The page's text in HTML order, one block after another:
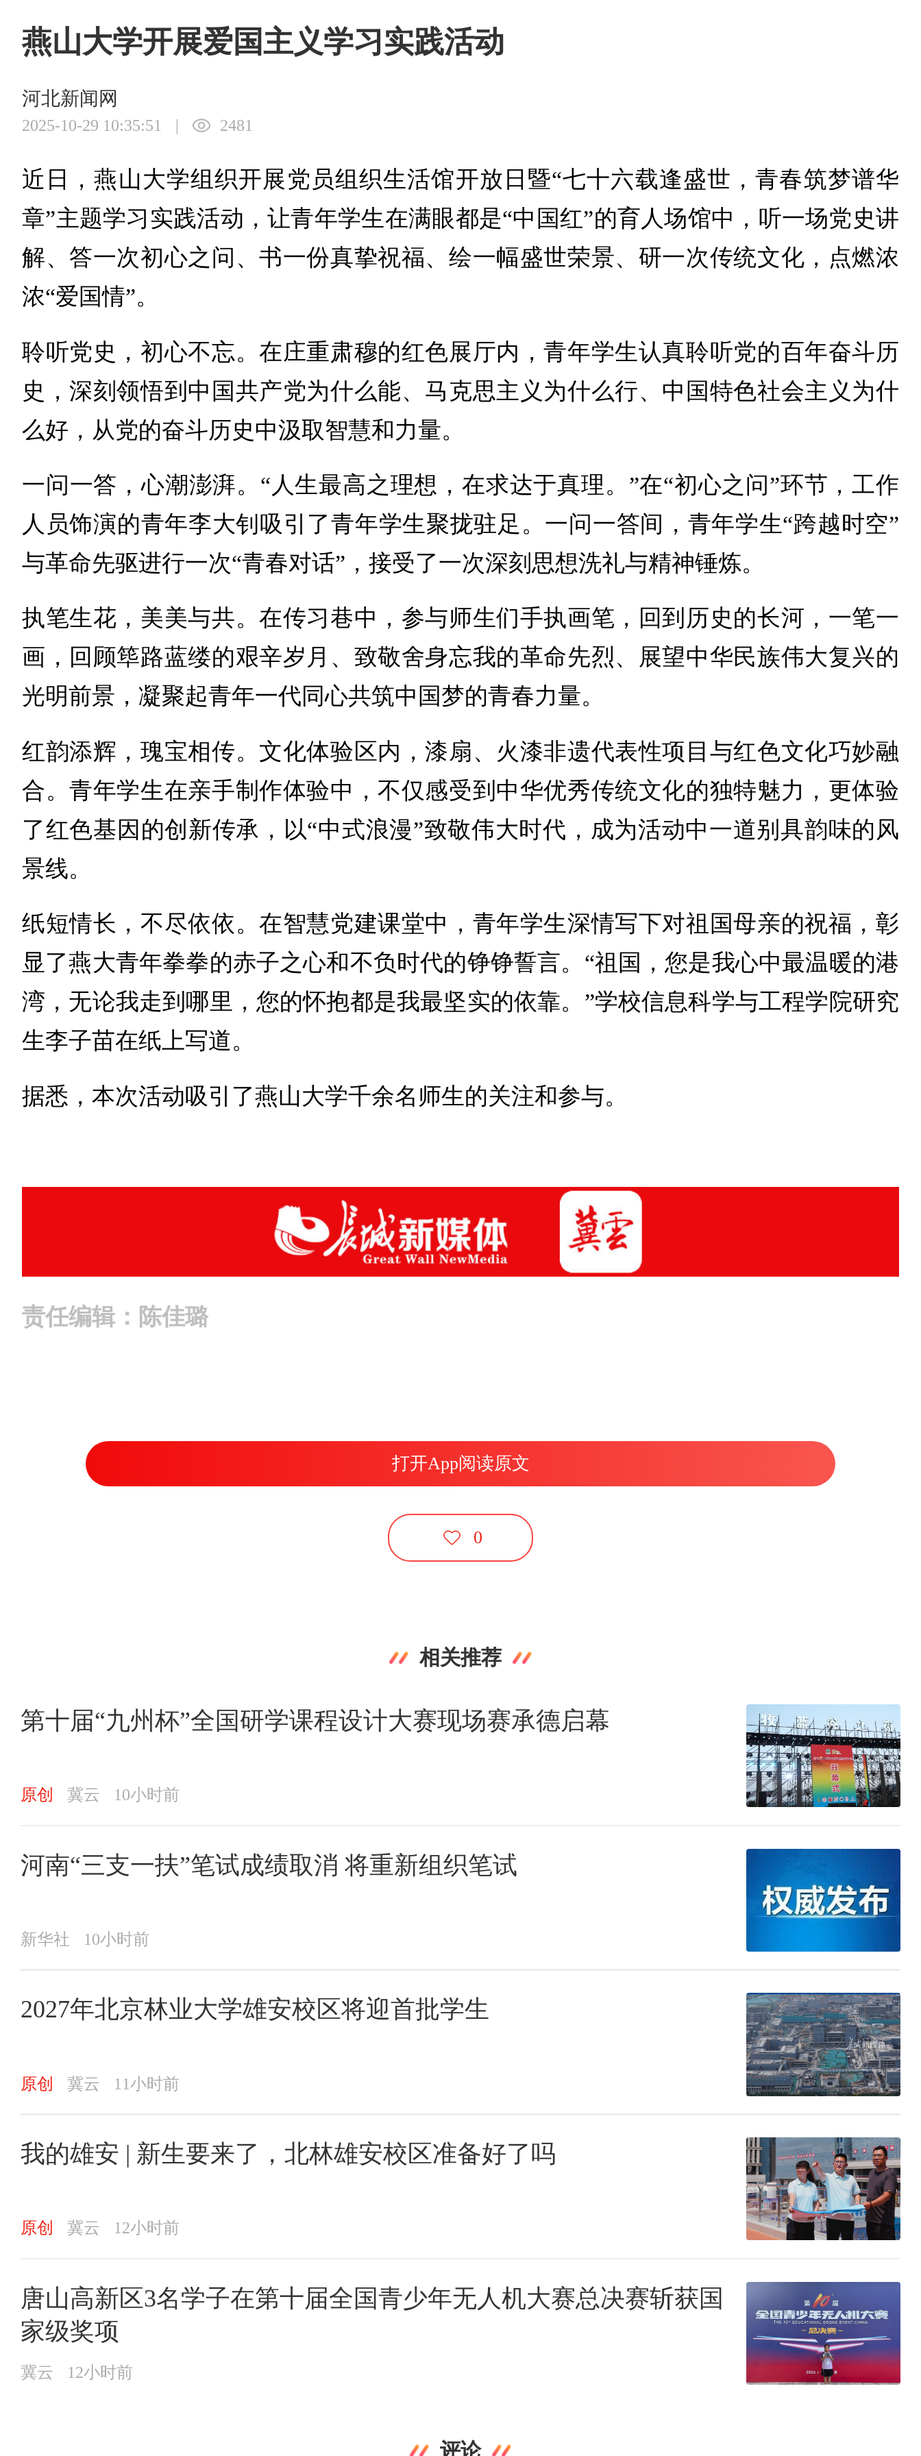
燕山大学开展爱国主义学习实践活动
河北新闻网
2025-10-29 10:35:51 | 2481
近日，燕山大学组织开展党员组织生活馆开放日暨“七十六载逢盛世，青春筑梦谱华
章”主题学习实践活动，让青年学生在满眼都是“中国红”的育人场馆中，听一场党史讲
解、答一次初心之问、书一份真挚祝福、绘一幅盛世荣景、研一次传统文化，点燃浓
浓“爱国情”。
聆听党史，初心不忘。在庄重肃穆的红色展厅内，青年学生认真聆听党的百年奋斗历
史，深刻领悟到中国共产党为什么能、马克思主义为什么行、中国特色社会主义为什
么好，从党的奋斗历史中汲取智慧和力量。
一问一答，心潮澎湃。“人生最高之理想，在求达于真理。”在“初心之问”环节，工作
人员饰演的青年李大钊吸引了青年学生聚拢驻足。一问一答间，青年学生“跨越时空”
与革命先驱进行一次“青春对话”，接受了一次深刻思想洗礼与精神锤炼。
执笔生花，美美与共。在传习巷中，参与师生们手执画笔，回到历史的长河，一笔一
画，回顾筚路蓝缕的艰辛岁月、致敬舍身忘我的革命先烈、展望中华民族伟大复兴的
光明前景，凝聚起青年一代同心共筑中国梦的青春力量。
红韵添辉，瑰宝相传。文化体验区内，漆扇、火漆非遗代表性项目与红色文化巧妙融
合。青年学生在亲手制作体验中，不仅感受到中华优秀传统文化的独特魅力，更体验
了红色基因的创新传承，以“中式浪漫”致敬伟大时代，成为活动中一道别具韵味的风
景线。
纸短情长，不尽依依。在智慧党建课堂中，青年学生深情写下对祖国母亲的祝福，彰
显了燕大青年拳拳的赤子之心和不负时代的铮铮誓言。“祖国，您是我心中最温暖的港
湾，无论我走到哪里，您的怀抱都是我最坚实的依靠。”学校信息科学与工程学院研究
生李子苗在纸上写道。
据悉，本次活动吸引了燕山大学千余名师生的关注和参与。
责任编辑：陈佳璐
打开App阅读原文
0
相关推荐
第十届“九州杯”全国研学课程设计大赛现场赛承德启幕
原创 冀云 10小时前
河南“三支一扶”笔试成绩取消 将重新组织笔试
新华社 10小时前
2027年北京林业大学雄安校区将迎首批学生
原创 冀云 11小时前
我的雄安 | 新生要来了，北林雄安校区准备好了吗
原创 冀云 12小时前
唐山高新区3名学子在第十届全国青少年无人机大赛总决赛斩获国
家级奖项
冀云 12小时前
评论